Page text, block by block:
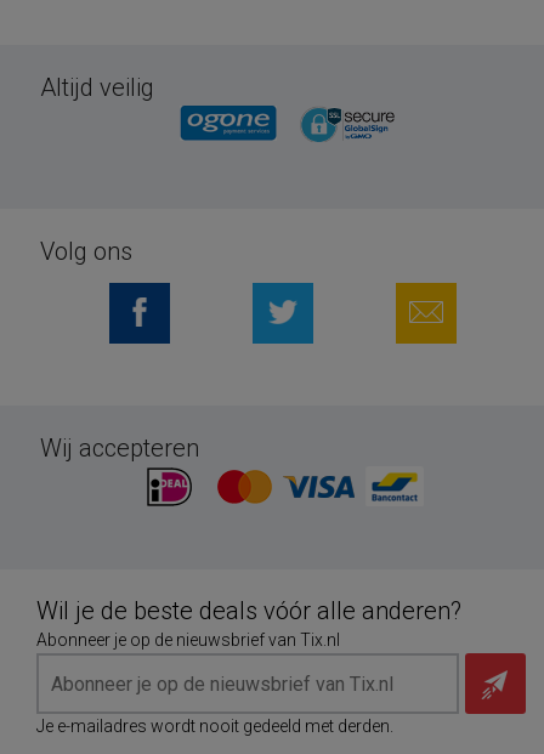
Altijd veilig
Volg ons
Wij accepteren
Wil je de beste deals vóór alle anderen?
Abonneer je op de nieuwsbrief van Tix.nl
Je e-mailadres wordt nooit gedeeld met derden.